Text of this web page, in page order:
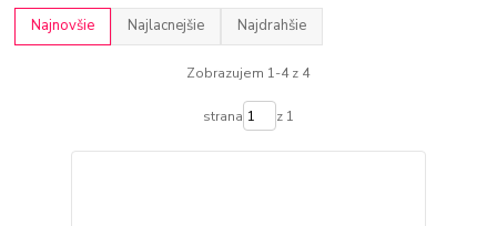
Najnovšie Najlacnejšie Najdrahšie
Zobrazujem 1-4 z 4
strana z 1